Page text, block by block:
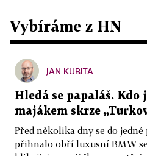
Vybíráme z HN
JAN KUBITA
Hledá se papaláš. Kdo
majákem skrze
Před několika dny se do
přihnalo obří luxusní BMW